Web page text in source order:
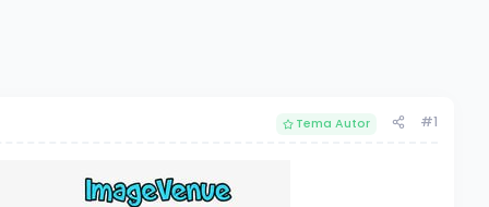
Tema Autor #1